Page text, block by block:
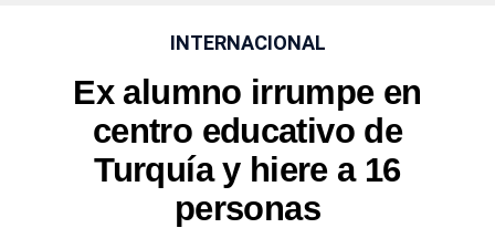
INTERNACIONAL
Ex alumno irrumpe en
centro educativo de
Turquía y hiere a 16
personas